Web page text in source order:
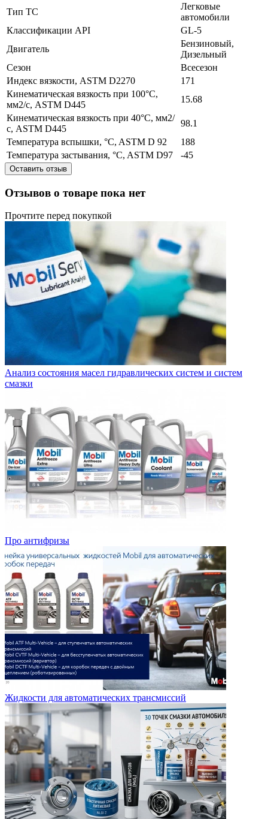
Тип ТС
Легковые
автомобили
Классификации API
GL-5
Двигатель
Бензиновый,
Дизельный
Сезон
Всесезон
Индекс вязкости, ASTM D2270
171
Кинематическая вязкость при 100°C,
мм2/с, ASTM D445
15.68
Кинематическая вязкость при 40°C, мм2/
с, ASTM D445
98.1
Температура вспышки, °C, ASTM D 92
188
Температура застывания, °C, ASTM D97
-45
Оставить отзыв
Отзывов о товаре пока нет
Прочтите перед покупкой
Анализ состояния масел гидравлических систем и систем
смазки
Про антифризы
Жидкости для автоматических трансмиссий